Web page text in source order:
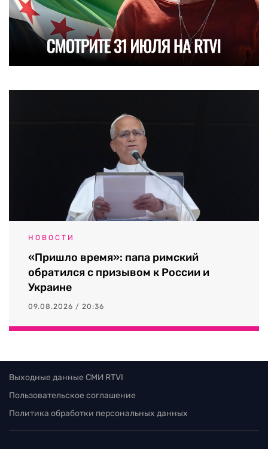
НОВОСТИ
«Пришло время»: папа римский
обратился с призывом к России и
Украине
09.08.2026 / 20:36
Выходные данные СМИ RTVI
Пользовательское соглашение
Политика обработки персональных данных